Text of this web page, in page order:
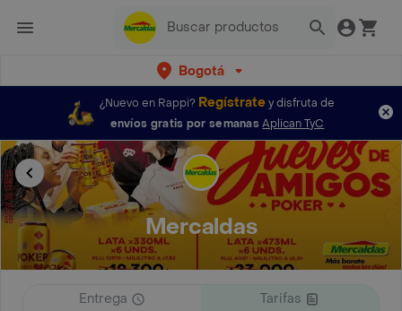
Bogotá
¿Nuevo en Rappi? Regístratey disfruta de
envíos gratis por semanas Aplican TyC
Mercaldas
Entrega
Tarifas